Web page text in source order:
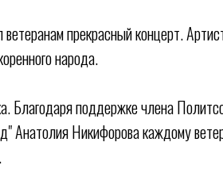
прекрасный концерт.
народа.
Благодаря поддержке члена
Анатолия Никифорова каждому